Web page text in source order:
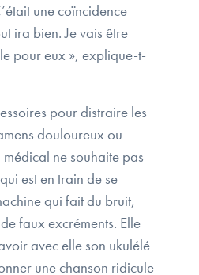
une coïncidence
ira bien. Je vais être
pour eux », explique-t-
pour distraire les
douloureux ou
ne souhaite pas
est en train de se
qui fait du bruit,
faux excréments. Elle
avec elle son ukulélé
une chanson ridicule